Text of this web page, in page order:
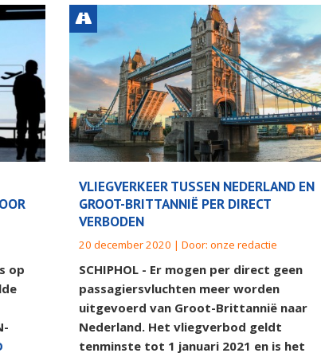
op
VLIEGVERKEER TUSSEN NEDERLAND EN
GROOT-BRITTANNIË PER DIRECT
VERBODEN
20 december 2020 | Door: onze redactie
SCHIPHOL - Er mogen per direct geen
passagiersvluchten meer worden
uitgevoerd van Groot-Brittannië naar
Nederland. Het vliegverbod geldt
tenminste tot 1 januari 2021 en is het